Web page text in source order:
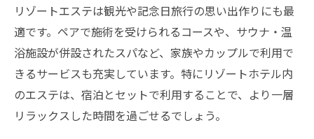
リゾートエステは観光や記念日旅行の思い出作りにも最
適です。ペアで施術を受けられるコースや、サウナ・温
浴施設が併設されたスパなど、家族やカップルで利用で
きるサービスも充実しています。特にリゾートホテル内
のエステは、宿泊とセットで利用することで、より一層
リラックスした時間を過ごせるでしょう。